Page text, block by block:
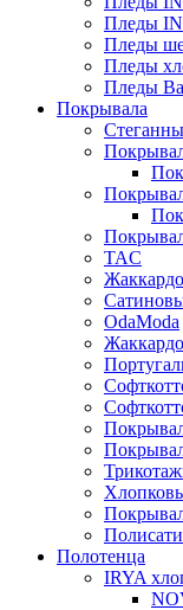
Пледы
Пледы
Пледы
Пледы
Покрывала
TAC
OdaModa
Полотенца
IRYA